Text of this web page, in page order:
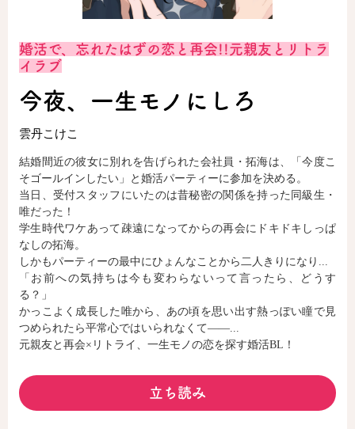
コミックガルド
コミックパルフェ
閉じる
婚活で、忘れたはずの恋と再会!!元親友とリトラ
イラブ
今夜、一生モノにしろ
雲丹こけこ
結婚間近の彼女に別れを告げられた会社員・拓海は、「今度こ
そゴールインしたい」と婚活パーティーに参加を決める。
当日、受付スタッフにいたのは昔秘密の関係を持った同級生・
唯だった！
学生時代ワケあって疎遠になってからの再会にドキドキしっぱ
なしの拓海。
しかもパーティーの最中にひょんなことから二人きりになり...
「お前への気持ちは今も変わらないって言ったら、どうす
る？」
かっこよく成長した唯から、あの頃を思い出す熱っぽい瞳で見
つめられたら平常心ではいられなくて――...
元親友と再会×リトライ、一生モノの恋を探す婚活BL！
立ち読み